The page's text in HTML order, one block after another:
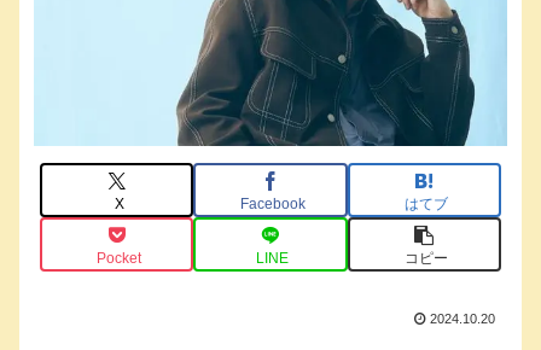
X Facebook はてブ
Pocket LINE コピー
2024.10.20